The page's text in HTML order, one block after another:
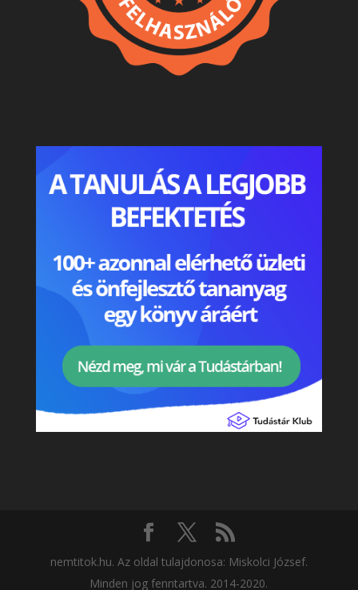
nemtitok.hu. Az oldal tulajdonosa: Miskolci József.
Minden jog fenntartva. 2014-2020.